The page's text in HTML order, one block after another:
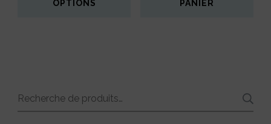
OPTIONS
variations.
PANIER
Recherche